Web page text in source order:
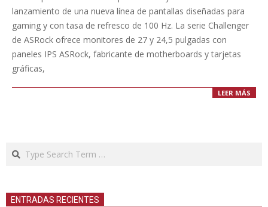
12
lanzamiento de una nueva línea de pantallas diseñadas para
gaming y con tasa de refresco de 100 Hz. La serie Challenger
de ASRock ofrece monitores de 27 y 24,5 pulgadas con
paneles IPS ASRock, fabricante de motherboards y tarjetas
gráficas,
LEER MÁS
Search
ENTRADAS RECIENTES